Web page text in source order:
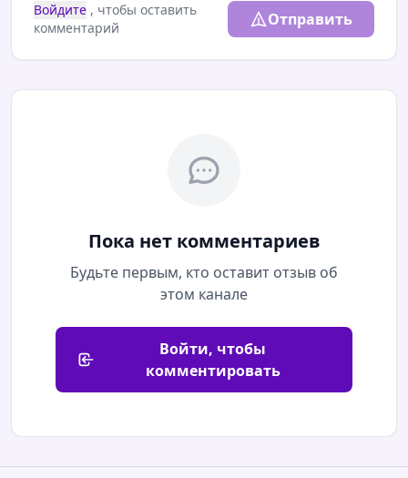
Войдите , чтобы оставить
комментарий
Отправить
Пока нет комментариев
Будьте первым, кто оставит отзыв об
этом канале
Войти, чтобы
комментировать